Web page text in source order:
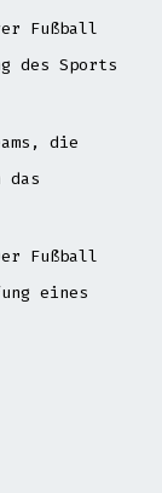
Fußball
des Sports
die
Fußball
eines